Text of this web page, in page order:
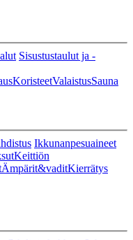
Sisustustaulut ja -
KoristeetValaistusSauna
Ikkunanpesuaineet
Keittiön
Ämpärit&vaditKierrätys